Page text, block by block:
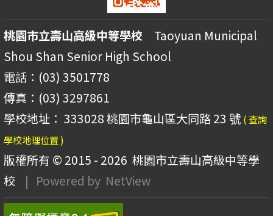
桃園市立壽山高級中等學校 Taoyuan Municipal
Shou Shan Senior High School
電話：(03) 3501778
傳真：(03) 3297861
學校地址： 333028 桃園市龜山區大同路 23 號 ( 查詢
學校地理位置 )
版權所有 © 2015 - 2026 桃園市立壽山高級中等學
校
| Powered by NetView